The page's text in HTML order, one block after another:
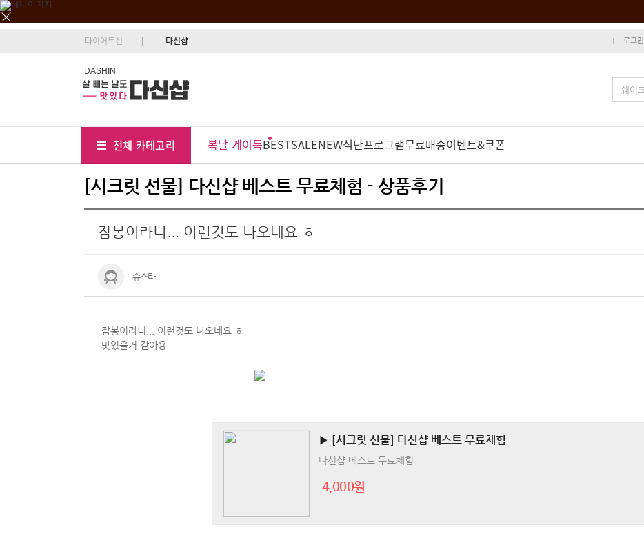
다이어트신 다신샵 로그인
DASHIN
전체 카테고리 복날 계이득BESTSALENEW식단프로그램무료배송이벤트&쿠폰
[시크릿 선물] 다신샵 베스트 무료체험 - 상품후기
잠봉이라니... 이런것도 나오네요 ㅎ
슈스타
잠봉이라니... 이런것도 나오네요 ㅎ
맛있을거 같아용
▶ [시크릿 선물] 다신샵 베스트 무료체험
다신샵 베스트 무료체험
4,000원